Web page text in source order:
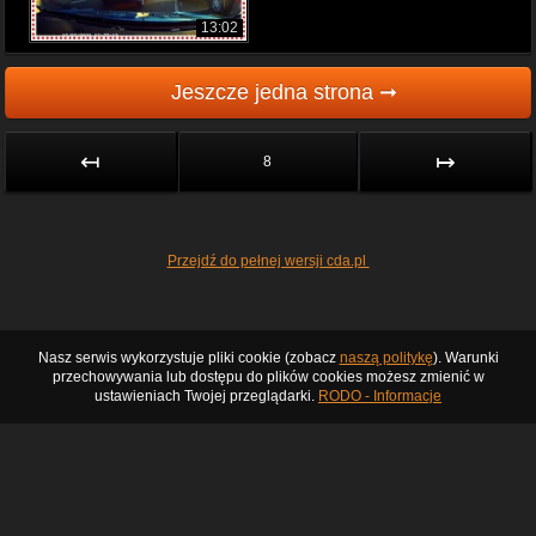
13:02
Jeszcze jedna strona ➞
↤ 8 ↦
Przejdź do pełnej wersji cda.pl
Nasz serwis wykorzystuje pliki cookie (zobacz naszą politykę). Warunki
przechowywania lub dostępu do plików cookies możesz zmienić w
ustawieniach Twojej przeglądarki. RODO - Informacje